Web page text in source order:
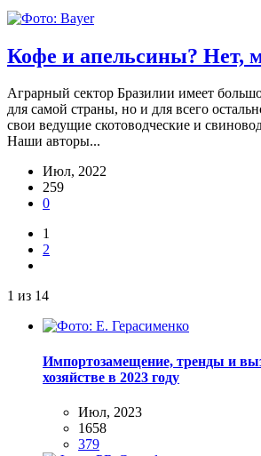
Кофе и апельсины? Нет,
Аграрный сектор Бразилии имеет
для самой страны, но и для всего
свои ведущие скотоводческие и
Наши авторы...
Июл, 2022
259
0
1
2
1 из 14
Импортозамещение, тренды и
хозяйстве в 2023 году
Июл, 2023
1658
379